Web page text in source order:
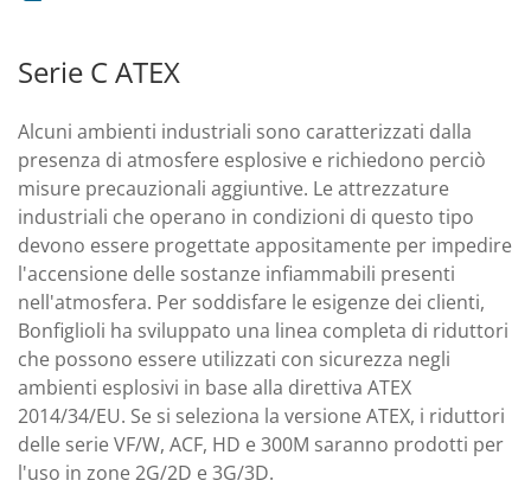
Serie C ATEX
Alcuni ambienti industriali sono caratterizzati dalla
presenza di atmosfere esplosive e richiedono perciò
misure precauzionali aggiuntive. Le attrezzature
industriali che operano in condizioni di questo tipo
devono essere progettate appositamente per impedire
l'accensione delle sostanze infiammabili presenti
nell'atmosfera. Per soddisfare le esigenze dei clienti,
Bonfiglioli ha sviluppato una linea completa di riduttori
che possono essere utilizzati con sicurezza negli
ambienti esplosivi in base alla direttiva ATEX
2014/34/EU. Se si seleziona la versione ATEX, i riduttori
delle serie VF/W, ACF, HD e 300M saranno prodotti per
l'uso in zone 2G/2D e 3G/3D.